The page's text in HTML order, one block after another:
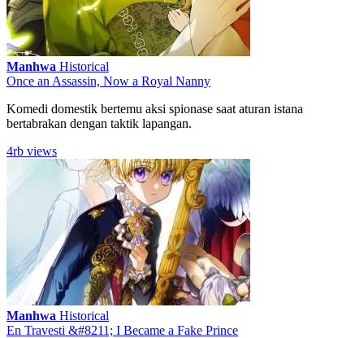
Manhwa Historical
Once an Assassin, Now a Royal Nanny
Komedi domestik bertemu aksi spionase saat aturan istana
bertabrakan dengan taktik lapangan.
4rb views
Manhwa Historical
En Travesti &#8211; I Became a Fake Prince